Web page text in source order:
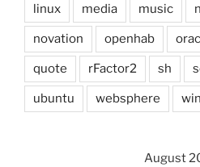
linux media music
novation openhab
quote rFactor2 sh
ubuntu websphere
August